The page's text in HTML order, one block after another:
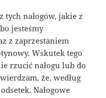
tych nałogów, jakie z
jesteśmy
z zaprzestaniem
Wskutek tego
rzucić nałogu lub do
że, według
Nałogowe